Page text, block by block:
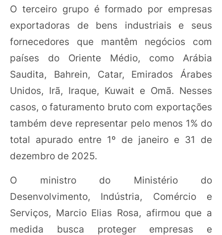
O terceiro grupo é formado por empresas
exportadoras de bens industriais e seus
fornecedores que mantêm negócios com
países do Oriente Médio, como Arábia
Saudita, Bahrein, Catar, Emirados Árabes
Unidos, Irã, Iraque, Kuwait e Omã. Nesses
casos, o faturamento bruto com exportações
também deve representar pelo menos 1% do
total apurado entre 1º de janeiro e 31 de
dezembro de 2025.
O ministro do Ministério do
Desenvolvimento, Indústria, Comércio e
Serviços, Marcio Elias Rosa, afirmou que a
medida busca proteger empresas e